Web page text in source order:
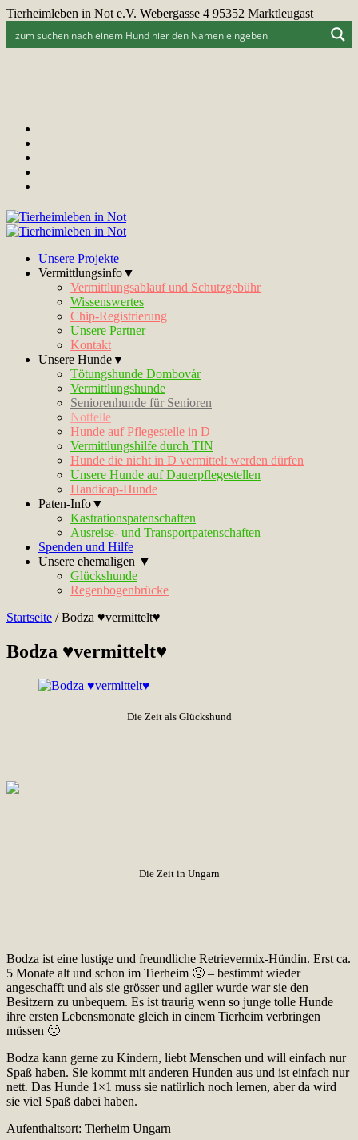
Tierheimleben in Not e.V. Webergasse 4 95352 Marktleugast
Unsere Projekte
Vermittlungsinfo▼
Vermittlungsablauf und Schutzgebühr
Wissenswertes
Chip-Registrierung
Unsere Partner
Kontakt
Unsere Hunde▼
Tötungshunde Dombovár
Vermittlungshunde
Seniorenhunde für Senioren
Notfelle
Hunde auf Pflegestelle in D
Vermittlungshilfe durch TIN
Hunde die nicht in D vermittelt werden dürfen
Unsere Hunde auf Dauerpflegestellen
Handicap-Hunde
Paten-Info▼
Kastrationspatenschaften
Ausreise- und Transportpatenschaften
Spenden und Hilfe
Unsere ehemaligen ▼
Glückshunde
Regenbogenbrücke
Startseite /Bodza ♥vermittelt♥
Bodza ♥vermittelt♥
Die Zeit als Glückshund
Die Zeit in Ungarn
Bodza ist eine lustige und freundliche Retrievermix-Hündin. Erst ca.
5 Monate alt und schon im Tierheim 🙁 – bestimmt wieder
angeschafft und als sie grösser und agiler wurde war sie den
Besitzern zu unbequem. Es ist traurig wenn so junge tolle Hunde
ihre ersten Lebensmonate gleich in einem Tierheim verbringen
müssen 🙁
Bodza kann gerne zu Kindern, liebt Menschen und will einfach nur
Spaß haben. Sie kommt mit anderen Hunden aus und ist einfach nur
nett. Das Hunde 1×1 muss sie natürlich noch lernen, aber da wird
sie viel Spaß dabei haben.
Aufenthaltsort: Tierheim Ungarn